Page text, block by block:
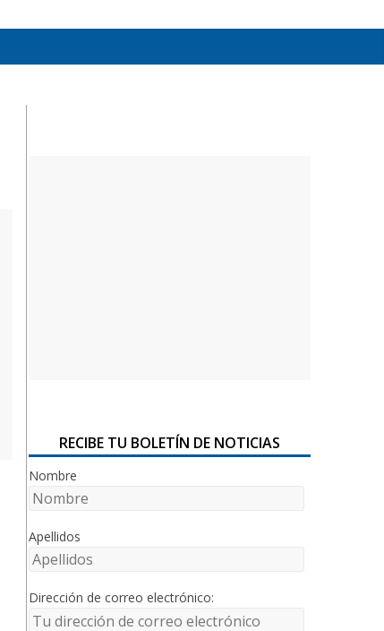
RECIBE TU BOLETÍN DE NOTICIAS
Nombre
Apellidos
Dirección de correo electrónico: